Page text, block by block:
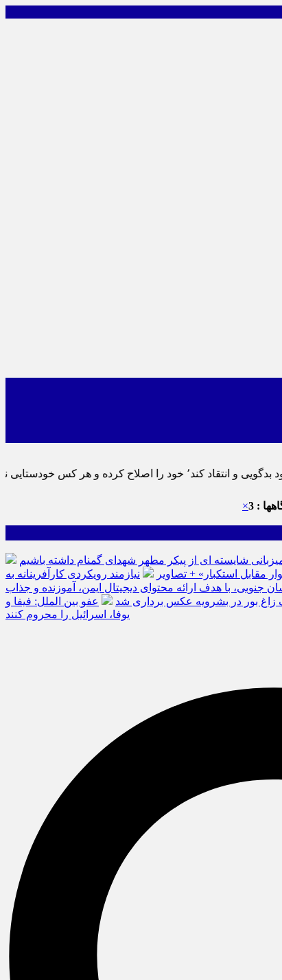
خویش را تباه نموده است.
: 3
×
شایسته ای از پیکر مطهر شهدای گمنام داشته باشیم
نیازمند رویکردی کارآفرینانه به
با هدف ارائه محتوای دیجیتال ایمن، آموزنده و جذاب
زاغ بور در بشرویه عکس برداری شد
عفو بین الملل: فیفا و
یوفا، اسرائیل را محروم کنند